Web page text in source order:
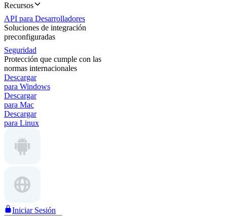
Recursos
API para Desarrolladores
Soluciones de integración
preconfiguradas
Seguridad
Protección que cumple con las
normas internacionales
Descargar
para Windows
Descargar
para Mac
Descargar
para Linux
Iniciar Sesión